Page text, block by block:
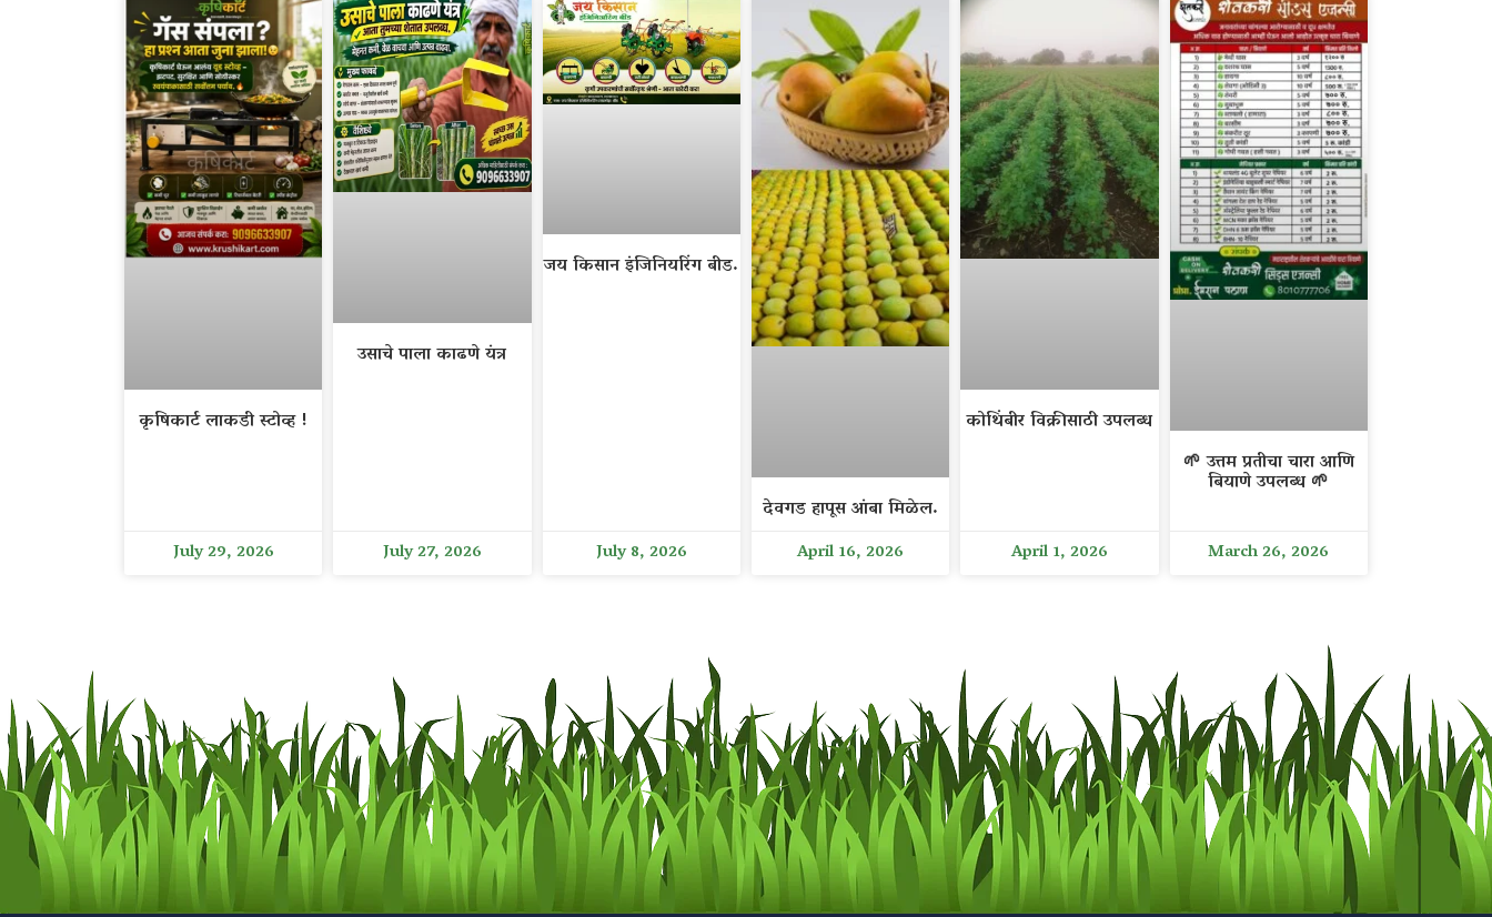
कृषिकार्ट लाकडी स्टोव्ह !
July 29, 2026
उसाचे पाला काढणे यंत्र
July 27, 2026
जय किसान इंजिनियरिंग बीड.
July 8, 2026
देवगड हापूस आंबा मिळेल.
April 16, 2026
कोथिंबीर विक्रीसाठी उपलब्ध
April 1, 2026
🌱 उत्तम प्रतीचा चारा आणि
बियाणे उपलब्ध 🌱
March 26, 2026